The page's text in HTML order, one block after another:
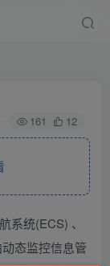
161 12
系统(ECS) 、
态监控信息管